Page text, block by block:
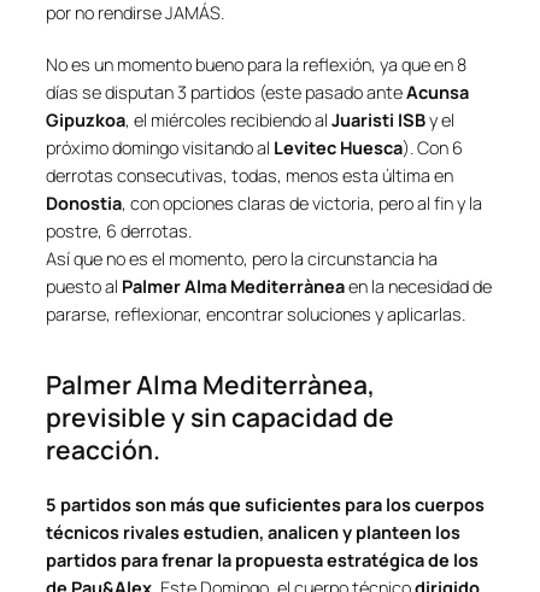
por no rendirse JAMÁS.
No es un momento bueno para la reflexión, ya que en 8
días se disputan 3 partidos (este pasado anteAcunsa
Gipuzkoa, el miércoles recibiendo al Juaristi ISBy el
próximo domingo visitando al Levitec Huesca). Con 6
derrotas consecutivas, todas, menos esta última en
Donostia, con opciones claras de victoria, pero al fin y la
postre, 6 derrotas.
Así que no es el momento, pero la circunstancia ha
puesto al Palmer Alma Mediterràneaen la necesidad de
pararse, reflexionar, encontrar soluciones y aplicarlas.
Palmer Alma Mediterrànea,
previsible y sin capacidad de
reacción.
5 partidos son más que suficientes para los cuerpos
técnicos rivales estudien, analicen y planteen los
partidos para frenar la propuesta estratégica de los